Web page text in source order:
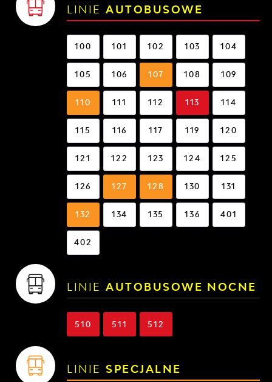
LINIEAUTOBUSOWE
100 101 102 103 104
105 106 107 108 109
110 111 112 113 114
115 116 117 119 120
121 122 123 124 125
126 127 128 130 131
132 134 135 136 401
402
LINIEAUTOBUSOWE NOCNE
510 511 512
LINIESPECJALNE